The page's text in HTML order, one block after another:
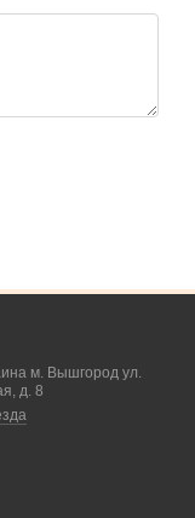
м. Вышгород ул.
д. 8